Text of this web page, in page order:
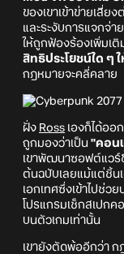
ของเขาเข้าข่ายเสี่ย
และระงับการแจกจ่า
ให้ถูกฟ้องร้องเพิ่มเติ
สิทธิประโยชน์ใด ๆ
กฎหมายจะคลี่คลาย
ฝั่ง Ross เองก็ได้ออ
ถูกมองว่าเป็น "คอน
เขาพัฒนาซอฟต์แวร์
ต้นฉบับเลยแม้แต่ชิ้น
เอกเทศซึ่งเข้าไปช่ว
โปรแกรมเช็กสเปก
บนตัวเกมเท่านั้น
เขายังตัดพ้ออีกว่า